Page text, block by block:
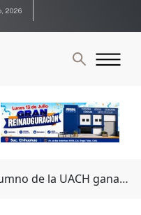
2026
de la UACH gana